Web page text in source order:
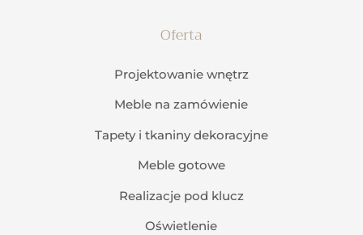
Oferta
Projektowanie wnętrz
Meble na zamówienie
Tapety i tkaniny dekoracyjne
Meble gotowe
Realizacje pod klucz
Oświetlenie